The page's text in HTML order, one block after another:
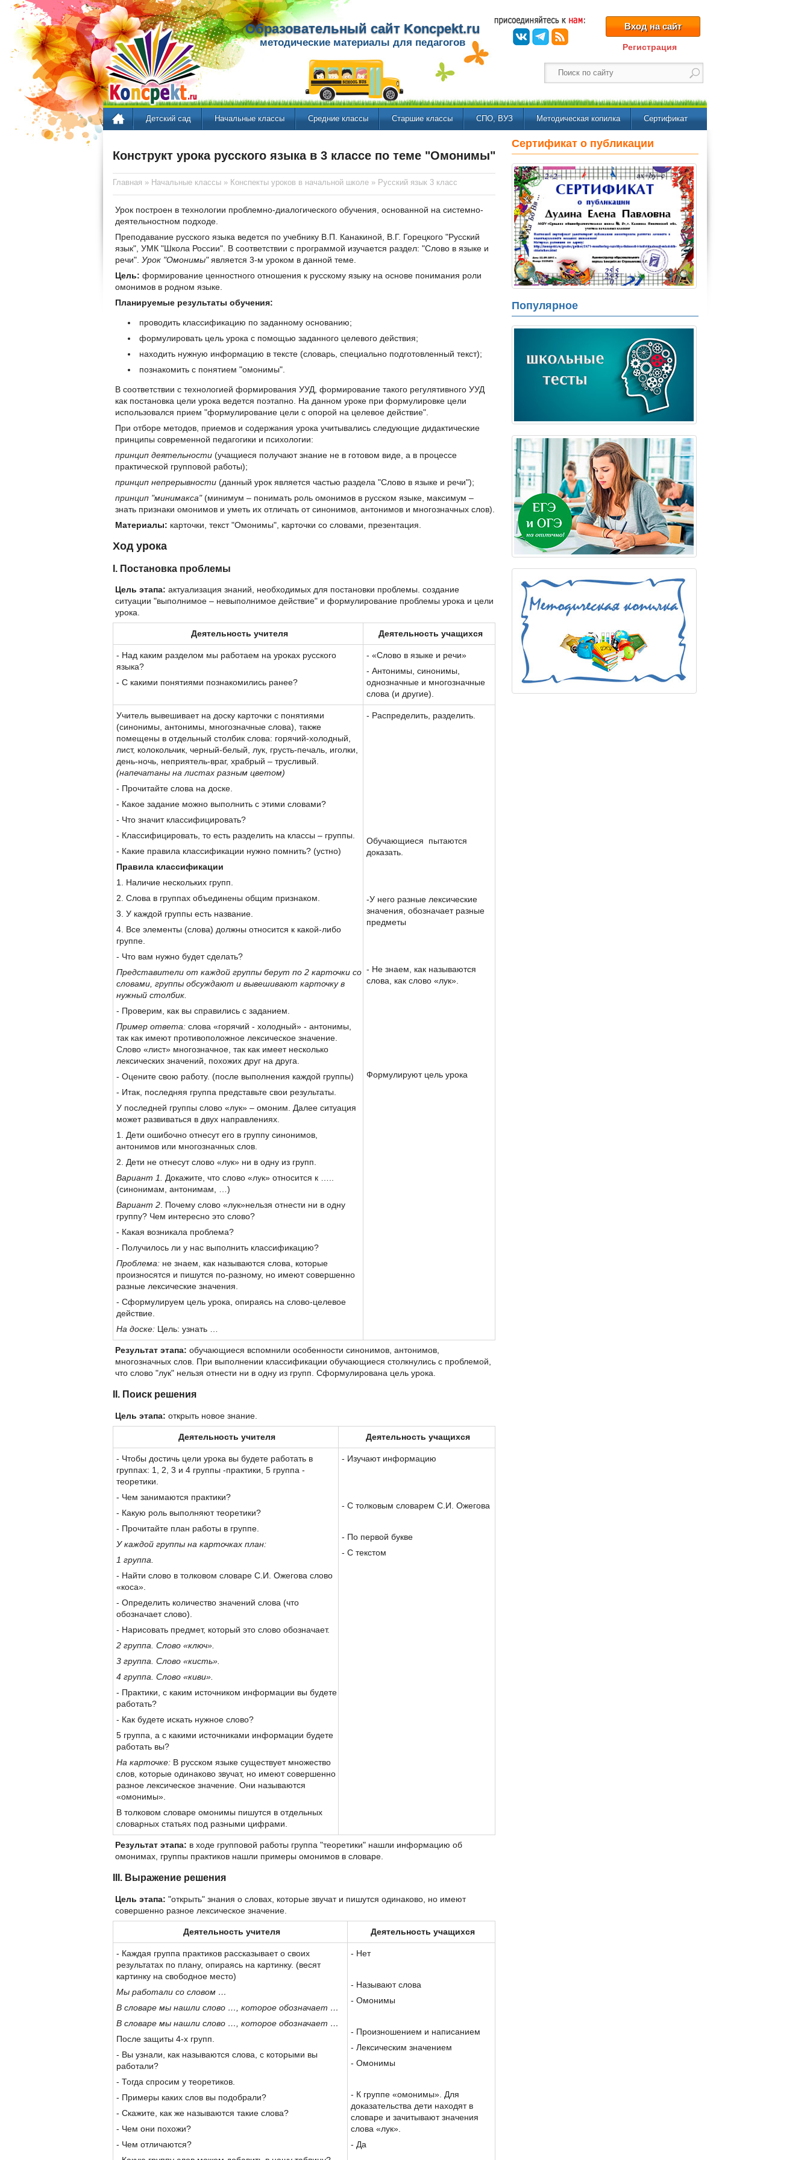
Образовательный сайт Koncpekt.ru
методические материалы для педагогов
Вход на сайт
Регистрация
Детский сад Начальные классы Средние классы Старшие классы СПО, ВУЗ Методическая копилка Сертификат
Конструкт урока русского языка в 3 классе по теме "Омонимы"
Главная » Начальные классы » Конспекты уроков в начальной школе » Русский язык 3 класс
Урок построен в технологии проблемно-диалогического обучения, основанной на системно-
деятельностном подходе.
Преподавание русского языка ведется по учебнику В.П. Канакиной, В.Г. Горецкого "Русский
язык", УМК "Школа России". В соответствии с программой изучается раздел: "Слово в языке и
речи". Урок "Омонимы"является 3-м уроком в данной теме.
Цель: формирование ценностного отношения к русскому языку на основе понимания роли
омонимов в родном языке.
Планируемые результаты обучения:
проводить классификацию по заданному основанию;
формулировать цель урока с помощью заданного целевого действия;
находить нужную информацию в тексте (словарь, специально подготовленный текст);
познакомить с понятием "омонимы".
В соответствии с технологией формирования УУД, формирование такого регулятивного УУД
как постановка цели урока ведется поэтапно. На данном уроке при формулировке цели
использовался прием "формулирование цели с опорой на целевое действие".
При отборе методов, приемов и содержания урока учитывались следующие дидактические
принципы современной педагогики и психологии:
принцип деятельности (учащиеся получают знание не в готовом виде, а в процессе
практической групповой работы);
принцип непрерывности (данный урок является частью раздела "Слово в языке и речи");
принцип "минимакса"(минимум – понимать роль омонимов в русском языке, максимум –
знать признаки омонимов и уметь их отличать от синонимов, антонимов и многозначных слов).
Материалы: карточки, текст "Омонимы", карточки со словами, презентация.
Ход урока
I. Постановка проблемы
Цель этапа: актуализация знаний, необходимых для постановки проблемы. создание
ситуации "выполнимое – невыполнимое действие" и формулирование проблемы урока и цели
урока.
Деятельность учителя Деятельность учащихся
- Над каким разделом мы работаем на уроках русского
языка?
- С какими понятиями познакомились ранее?
- «Слово в языке и речи»
- Антонимы, синонимы,
однозначные и многозначные
слова (и другие).
Учитель вывешивает на доску карточки с понятиями
(синонимы, антонимы, многозначные слова), также
помещены в отдельный столбик слова: горячий-холодный,
лист, колокольчик, черный-белый, лук, грусть-печаль, иголки,
день-ночь, неприятель-враг, храбрый – трусливый.
(напечатаны на листах разным цветом)
- Прочитайте слова на доске.
- Какое задание можно выполнить с этими словами?
- Что значит классифицировать?
- Классифицировать, то есть разделить на классы – группы.
- Какие правила классификации нужно помнить? (устно)
Правила классификации
1. Наличие нескольких групп.
2. Слова в группах объединены общим признаком.
3. У каждой группы есть название.
4. Все элементы (слова) должны относится к какой-либо
группе.
- Что вам нужно будет сделать?
Представители от каждой группы берут по 2 карточки со
словами, группы обсуждают и вывешивают карточку в
нужный столбик.
- Проверим, как вы справились с заданием.
Пример ответа: слова «горячий - холодный» - антонимы,
так как имеют противоположное лексическое значение.
Слово «лист» многозначное, так как имеет несколько
лексических значений, похожих друг на друга.
- Оцените свою работу. (после выполнения каждой группы)
- Итак, последняя группа представьте свои результаты.
У последней группы слово «лук» – омоним. Далее ситуация
может развиваться в двух направлениях.
1. Дети ошибочно отнесут его в группу синонимов,
антонимов или многозначных слов.
2. Дети не отнесут слово «лук» ни в одну из групп.
Вариант 1.
Докажите, что слово «лук» относится к …..
(синонимам, антонимам, …)
Вариант 2 . Почему слово «лук»нельзя отнести ни в одну
группу? Чем интересно это слово?
- Какая возникала проблема?
- Получилось ли у нас выполнить классификацию?
Проблема: не знаем, как называются слова, которые
произносятся и пишутся по-разному, но имеют совершенно
разные лексические значения.
- Сформулируем цель урока, опираясь на слово-целевое
действие.
На доске: Цель: узнать …
- Распределить, разделить.
Обучающиеся пытаются
доказать.
-У него разные лексические
значения, обозначает разные
предметы
- Не знаем, как называются
слова, как слово «лук».
Формулируют цель урока
Результат этапа: обучающиеся вспомнили особенности синонимов, антонимов,
многозначных слов. При выполнении классификации обучающиеся столкнулись с проблемой,
что слово "лук" нельзя отнести ни в одну из групп. Сформулирована цель урока.
II. Поиск решения
Цель этапа: открыть новое знание.
Деятельность учителя Деятельность учащихся
- Чтобы достичь цели урока вы будете работать в
группах: 1, 2, 3 и 4 группы -практики, 5 группа -
теоретики.
- Чем занимаются практики?
- Какую роль выполняют теоретики?
- Прочитайте план работы в группе.
У каждой группы на карточках план:
1 группа.
- Найти слово в толковом словаре С.И. Ожегова слово
«коса».
- Определить количество значений слова (что
обозначает слово).
- Нарисовать предмет, который это слово обозначает.
2 группа. Слово «ключ».
3 группа. Слово «кисть».
4 группа. Слово «киви».
- Практики, с каким источником информации вы будете
работать?
- Как будете искать нужное слово?
5 группа, а с какими источниками информации будете
работать вы?
На карточке: В русском языке существует множество
слов, которые одинаково звучат, но имеют совершенно
разное лексическое значение. Они называются
«омонимы».
В толковом словаре омонимы пишутся в отдельных
словарных статьях под разными цифрами.
- Изучают информацию
- С толковым словарем С.И. Ожегова
- По первой букве
- С текстом
Результат этапа: в ходе групповой работы группа "теоретики" нашли информацию об
омонимах, группы практиков нашли примеры омонимов в словаре.
III. Выражение решения
Цель этапа: "открыть" знания о словах, которые звучат и пишутся одинаково, но имеют
совершенно разное лексическое значение.
Деятельность учителя Деятельность учащихся
- Каждая группа практиков рассказывает о своих
результатах по плану, опираясь на картинку. (весят
картинку на свободное место)
Мы работали со словом …
В словаре мы нашли слово …, которое обозначает …
В словаре мы нашли слово …, которое обозначает …
После защиты 4-х групп.
- Вы узнали, как называются слова, с которыми вы
работали?
- Тогда спросим у теоретиков.
- Примеры каких слов вы подобрали?
- Скажите, как же называются такие слова?
- Чем они похожи?
- Чем отличаются?
- Нет
- Называют слова
- Омонимы
- Произношением и написанием
- Лексическим значением
- Омонимы
- К группе «омонимы». Для
доказательства дети находят в
словаре и зачитывают значения
слова «лук».
- Да
Сертификат о публикации
Популярное